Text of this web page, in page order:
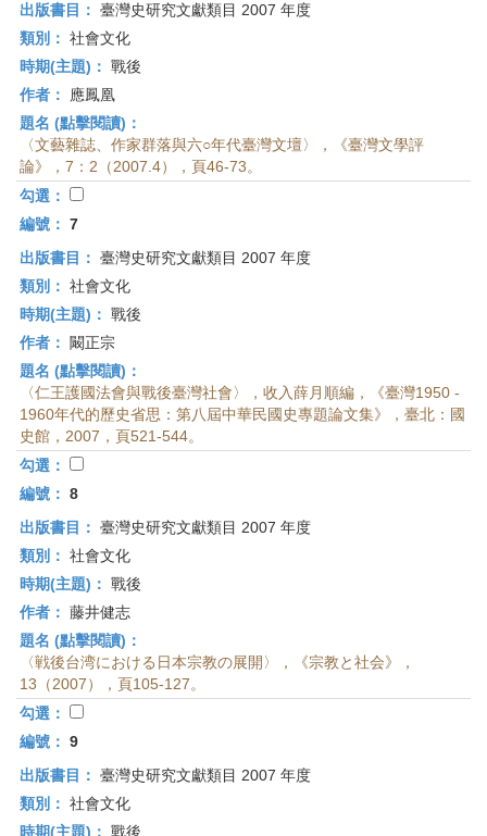
出版書目： 臺灣史研究文獻類目 2007 年度
類別： 社會文化
時期(主題)： 戰後
作者：
應鳳凰
題名 (點擊閱讀)：
〈文藝雜誌、作家群落與六○年代臺灣文壇〉，《臺灣文學評
論》，7：2（2007.4），頁46-73。
勾選：
編號： 7
出版書目： 臺灣史研究文獻類目 2007 年度
類別： 社會文化
時期(主題)： 戰後
作者：
闞正宗
題名 (點擊閱讀)：
〈仁王護國法會與戰後臺灣社會〉，收入薛月順編，《臺灣1950 -
1960年代的歷史省思：第八屆中華民國史專題論文集》，臺北：國
史館，2007，頁521-544。
勾選：
編號： 8
出版書目： 臺灣史研究文獻類目 2007 年度
類別： 社會文化
時期(主題)： 戰後
作者： 藤井健志
題名 (點擊閱讀)：
〈戦後台湾における日本宗教の展開〉，《宗教と社会》，
13（2007），頁105-127。
勾選：
編號： 9
出版書目： 臺灣史研究文獻類目 2007 年度
類別： 社會文化
時期(主題)： 戰後